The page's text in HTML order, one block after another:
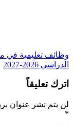
وظائف تعليمية في
الدراسي 2026-2027
اترك تعليقاً
لن يتم نشر عنوان
*